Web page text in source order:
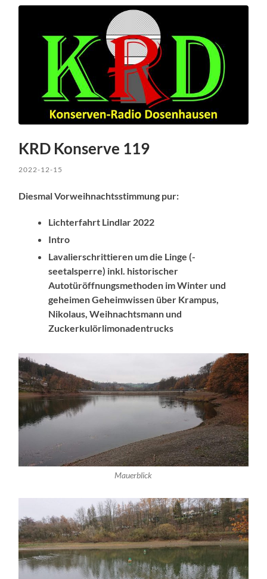
KRD Konserve 119
2022-12-15
Diesmal Vorweihnachtsstimmung pur:
Lichterfahrt Lindlar 2022
Intro
Lavalierschrittieren um die Linge (-
seetalsperre) inkl. historischer
Autotüröffnungsmethoden im Winter und
geheimen Geheimwissen über Krampus,
Nikolaus, Weihnachtsmann und
Zuckerkulörlimonadentrucks
Mauerblick